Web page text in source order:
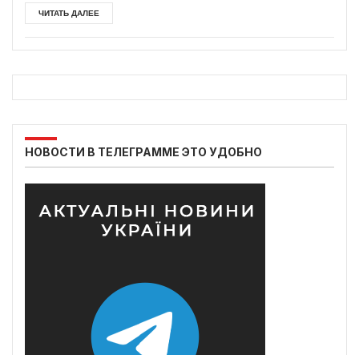
ЧИТАТЬ ДАЛЕЕ
НОВОСТИ В ТЕЛЕГРАММЕ ЭТО УДОБНО